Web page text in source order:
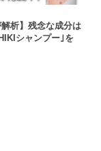
解析】残念な成分は
シャンプー｣を